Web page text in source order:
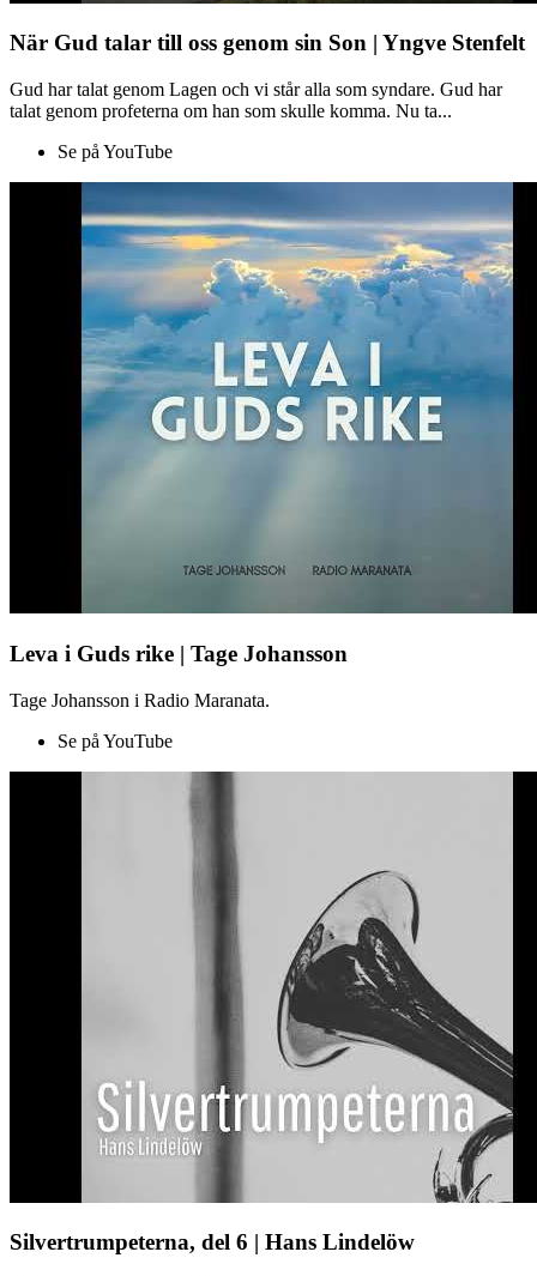
När Gud talar till oss genom sin Son | Yngve Stenfelt
Gud har talat genom Lagen och vi står alla som syndare. Gud har
talat genom profeterna om han som skulle komma. Nu ta...
Se på YouTube
Leva i Guds rike | Tage Johansson
Tage Johansson i Radio Maranata.
Se på YouTube
Silvertrumpeterna, del 6 | Hans Lindelöw